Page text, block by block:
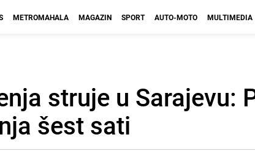
METROMAHALA MAGAZIN SPORT AUTO-MOTO MULTIMEDIA
struje u Sarajevu:
šest sati